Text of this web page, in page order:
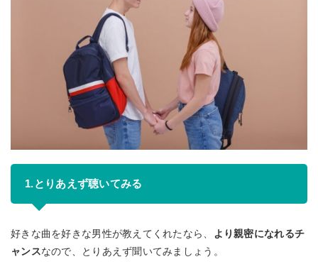
1.とりあえず聴いてみる
好きな曲を好きな男性が教えてくれたなら、
より親密になれるチ
ャンスなので、とりあえず聞いてみましょう。